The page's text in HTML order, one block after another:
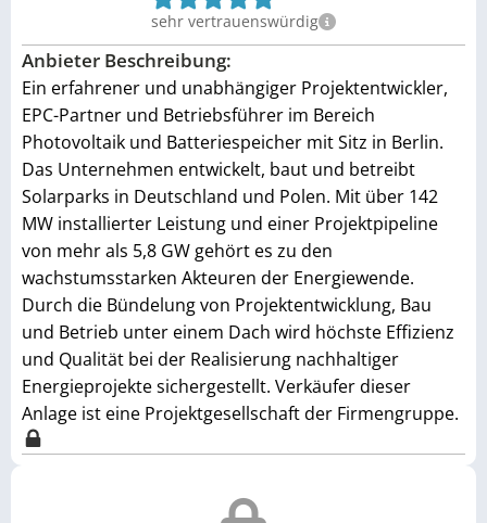
sehr vertrauenswürdig
Anbieter Beschreibung:
Ein erfahrener und unabhängiger Projektentwickler,
EPC-Partner und Betriebsführer im Bereich
Photovoltaik und Batteriespeicher mit Sitz in Berlin.
Das Unternehmen entwickelt, baut und betreibt
Solarparks in Deutschland und Polen. Mit über 142
MW installierter Leistung und einer Projektpipeline
von mehr als 5,8 GW gehört es zu den
wachstumsstarken Akteuren der Energiewende.
Durch die Bündelung von Projektentwicklung, Bau
und Betrieb unter einem Dach wird höchste Effizienz
und Qualität bei der Realisierung nachhaltiger
Energieprojekte sichergestellt. Verkäufer dieser
Anlage ist eine Projektgesellschaft der Firmengruppe.